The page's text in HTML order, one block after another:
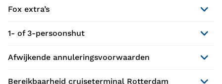
Fox extra’s
1- of 3-persoonshut
Afwijkende annuleringsvoorwaarden
Bereikbaarheid cruiseterminal Rotterdam